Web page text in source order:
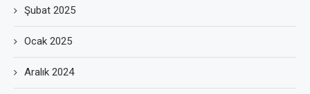
Şubat 2025
Ocak 2025
Aralık 2024